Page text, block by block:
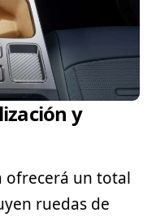
y
ofrecerá un total
ruedas de